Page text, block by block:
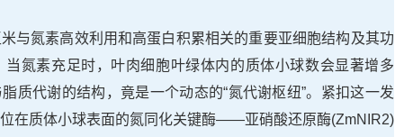
与氮素高效利用和高蛋白积累相关的重要亚细胞结构及其功
氮素充足时，叶肉细胞叶绿体内的质体小球数会显著增多
代谢的结构，竟是一个动态的“氮代谢枢纽”。紧扣这一发
在质体小球表面的氮同化关键酶——亚硝酸还原酶(ZmNIR2)